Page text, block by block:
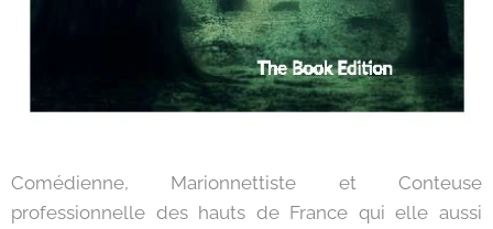
Comédienne, Marionnettiste et Conteuse
professionnelle des hauts de France qui elle aussi